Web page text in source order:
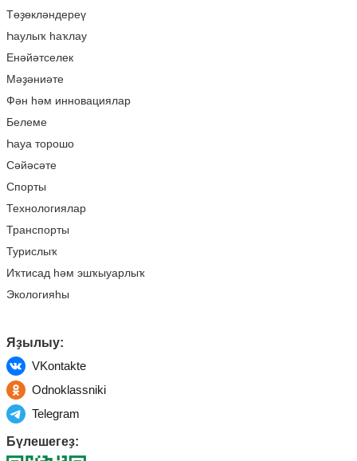
Төҙөкләндереү
Һаулыҡ һаҡлау
Енәйәтселек
Мәҙәниәте
Фән һәм инновациялар
Белеме
Һауа торошо
Сәйәсәте
Спорты
Технологиялар
Транспорты
Турислыҡ
Иҡтисад һәм эшҡыуарлыҡ
Экологияһы
Яҙылыу:
VKontakte
Odnoklassniki
Telegram
Бүлешегеҙ: